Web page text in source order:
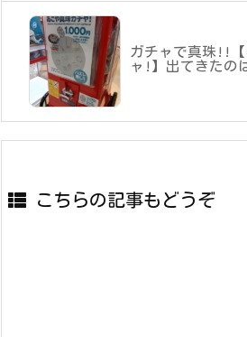
ガチャで真珠!!
ャ!】出てきたの
こちらの記事もどうぞ